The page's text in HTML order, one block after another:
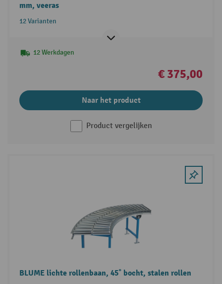
mm, veeras
12 Varianten
12 Werkdagen
€ 375,00
Naar het product
Product vergelijken
BLUME lichte rollenbaan, 45˚ bocht, stalen rollen